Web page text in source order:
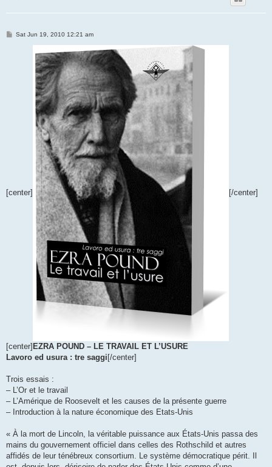
PSat Jun 19, 2010 12:21 am
[center] [/center]
[center] EZRA POUND – LE TRAVAIL ET L’USURE
Lavoro ed usura : tre saggi [/center]
Trois essais :
– L’Or et le travail
– L’Amérique de Roosevelt et les causes de la présente guerre
– Introduction à la nature économique des Etats-Unis
« À la mort de Lincoln, la véritable puissance aux États-Unis passa des
mains du gouvernement officiel dans celles des Rothschild et autres
affidés de leur ténébreux consortium. Le système démocratique périt. Il